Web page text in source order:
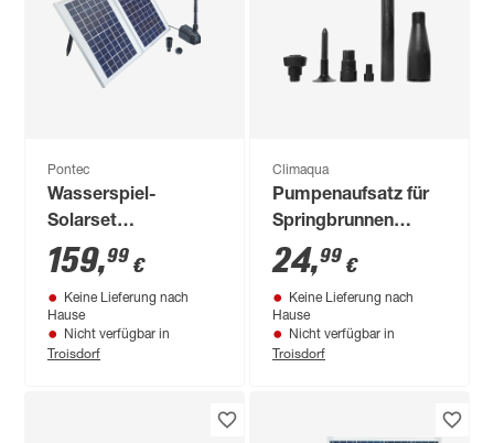
Pontec
Wasserspiel-
Solarset
'PondoSolar' 1600
l/h
159,99 €
Keine Lieferung nach
Hause
Nicht verfügbar in
Troisdorf
Climaqua
Pumpenaufsatz für
Springbrunnen
schwarz 4 x 14 x 7
cm
24,99 €
Keine Lieferung nach
Hause
Nicht verfügbar in
Troisdorf